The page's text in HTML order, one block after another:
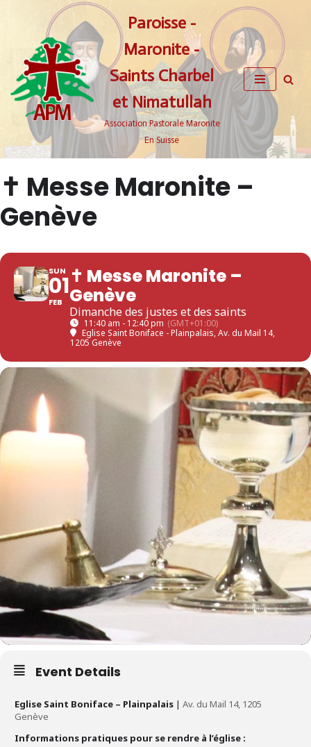
contenu
Paroisse -
Maronite -
Saints Charbel
et Nimatullah
Association Pastorale Maronite
En Suisse
✝ Messe Maronite –
Genève
SUN
01
FEB
✝ Messe Maronite –
Genève
Dimanche des justes et des saints
11:40 am - 12:40 pm (GMT+01:00)
Eglise Saint Boniface - Plainpalais, Av. du Mail 14,
1205 Genève
Event Details
Eglise Saint Boniface – Plainpalais | Av. du Mail 14, 1205
Genève
Informations pratiques pour se rendre à l’église :